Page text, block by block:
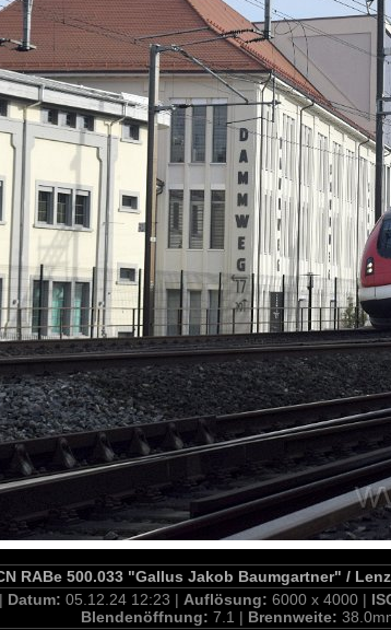
RABe 500.033 "Gallus Jakob Baumgartner" /
Datum: 05.12.24 12:23 | Auflösung: 6000 x 4000 |
Blendenöffnung: 7.1 | Brennweite: